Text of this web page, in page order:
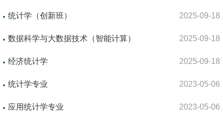
统计学（创新班） 2025-09-18
数据科学与大数据技术（智能计算） 2025-09-18
经济统计学 2025-09-18
统计学专业 2023-05-06
应用统计学专业 2023-05-06